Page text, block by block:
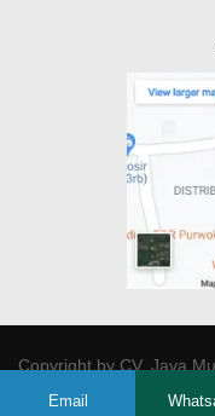
Copyright byCV. Java
Email